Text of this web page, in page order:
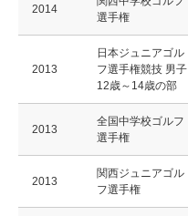
2014
選手権
2013
日本ジュニアゴル
フ選手権競技 男子
12歳～14歳の部
2013
全国中学校ゴルフ
選手権
2013
関西ジュニアゴル
フ選手権